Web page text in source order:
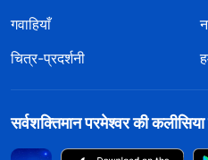
गवाहियाँ
चित्र-प्रदर्शनी
सर्वशक्तिमान परमेश्वर की